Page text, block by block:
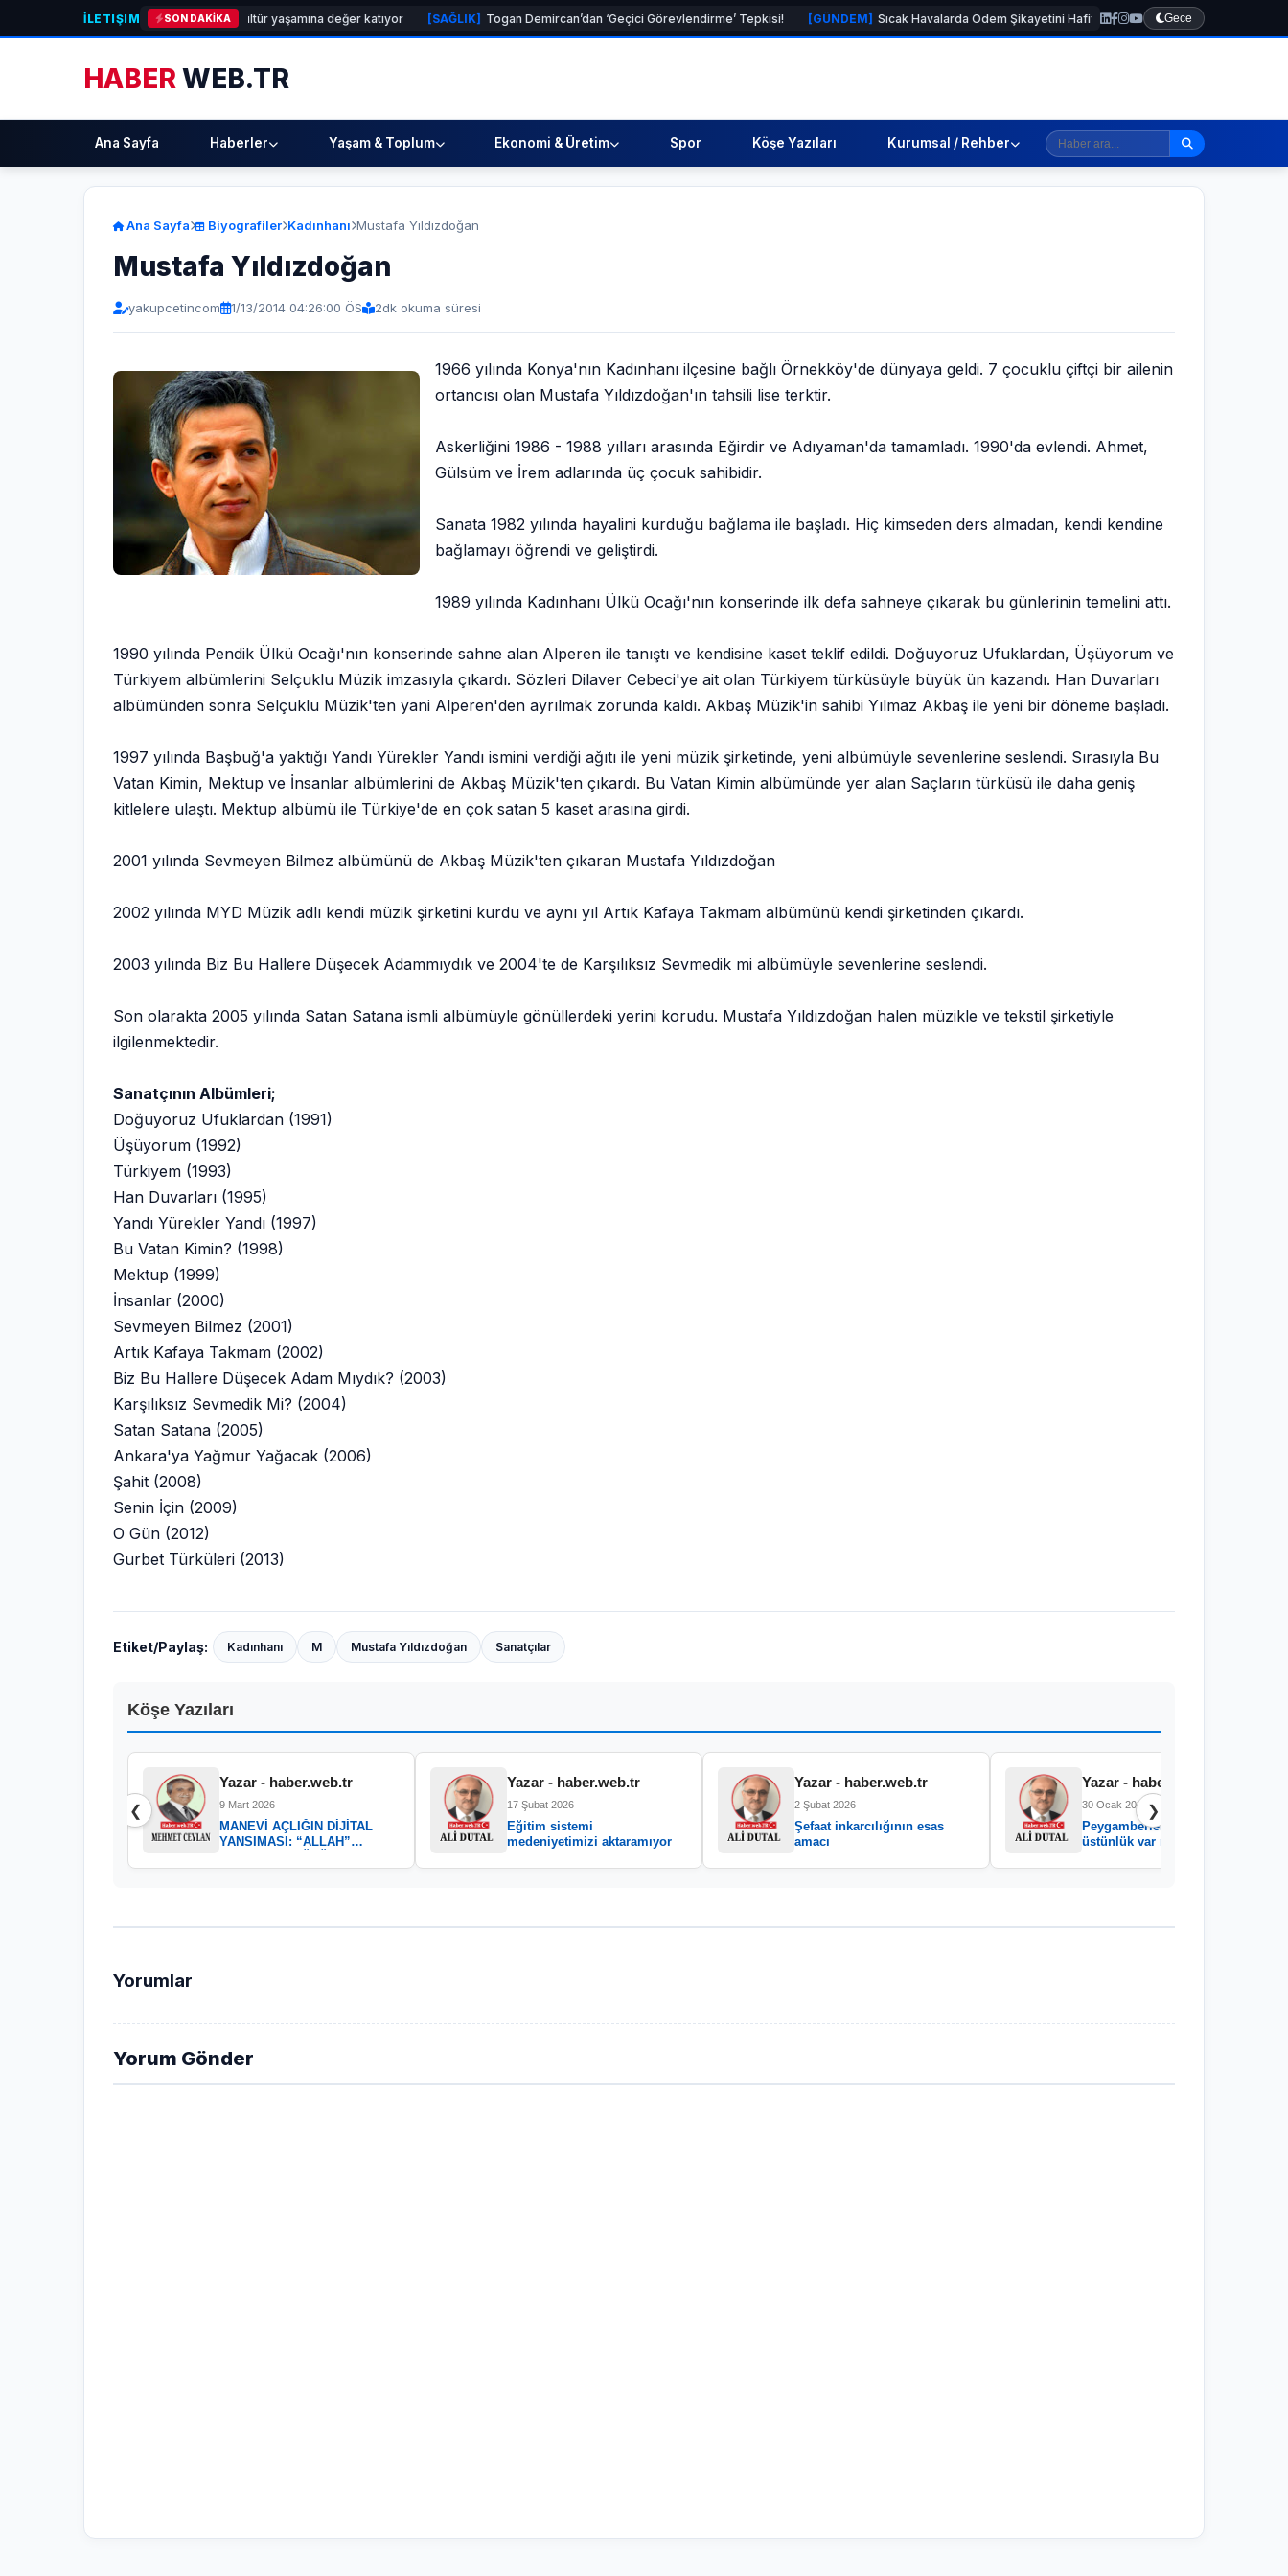
İLETIŞIM SON DAKİKA
Galeri Alt, Karşıyaka’nın kültür yaşamına değer katıyor [SAĞLIK] Togan Demircan’dan ‘Geçici Görevlendirme’ Tepkisi! [GÜNDEM] Sıcak Havalarda Ödem Şikayetini Hafife Almayın! [GÜNDEM] Kemer’de
Gece
HABERWEB.TR
Ana Sayfa Haberler Yaşam & Toplum Ekonomi & Üretim Spor Köşe Yazıları Kurumsal / Rehber
Ana Sayfa Biyografiler Kadınhanı Mustafa Yıldızdoğan
Mustafa Yıldızdoğan
yakupcetincom 1/13/2014 04:26:00 ÖS 2dk okuma süresi
1966 yılında Konya'nın Kadınhanı ilçesine bağlı Örnekköy'de dünyaya geldi. 7 çocuklu çiftçi bir ailenin
ortancısı olan Mustafa Yıldızdoğan'ın tahsili lise terktir.
Askerliğini 1986 - 1988 yılları arasında Eğirdir ve Adıyaman'da tamamladı. 1990'da evlendi. Ahmet,
Gülsüm ve İrem adlarında üç çocuk sahibidir.
Sanata 1982 yılında hayalini kurduğu bağlama ile başladı. Hiç kimseden ders almadan, kendi kendine
bağlamayı öğrendi ve geliştirdi.
1989 yılında Kadınhanı Ülkü Ocağı'nın konserinde ilk defa sahneye çıkarak bu günlerinin temelini attı.
1990 yılında Pendik Ülkü Ocağı'nın konserinde sahne alan Alperen ile tanıştı ve kendisine kaset teklif edildi. Doğuyoruz Ufuklardan, Üşüyorum ve
Türkiyem albümlerini Selçuklu Müzik imzasıyla çıkardı. Sözleri Dilaver Cebeci'ye ait olan Türkiyem türküsüyle büyük ün kazandı. Han Duvarları
albümünden sonra Selçuklu Müzik'ten yani Alperen'den ayrılmak zorunda kaldı. Akbaş Müzik'in sahibi Yılmaz Akbaş ile yeni bir döneme başladı.
1997 yılında Başbuğ'a yaktığı Yandı Yürekler Yandı ismini verdiği ağıtı ile yeni müzik şirketinde, yeni albümüyle sevenlerine seslendi. Sırasıyla Bu
Vatan Kimin, Mektup ve İnsanlar albümlerini de Akbaş Müzik'ten çıkardı. Bu Vatan Kimin albümünde yer alan Saçların türküsü ile daha geniş
kitlelere ulaştı. Mektup albümü ile Türkiye'de en çok satan 5 kaset arasına girdi.
2001 yılında Sevmeyen Bilmez albümünü de Akbaş Müzik'ten çıkaran Mustafa Yıldızdoğan
2002 yılında MYD Müzik adlı kendi müzik şirketini kurdu ve aynı yıl Artık Kafaya Takmam albümünü kendi şirketinden çıkardı.
2003 yılında Biz Bu Hallere Düşecek Adammıydık ve 2004'te de Karşılıksız Sevmedik mi albümüyle sevenlerine seslendi.
Son olarakta 2005 yılında Satan Satana ismli albümüyle gönüllerdeki yerini korudu. Mustafa Yıldızdoğan halen müzikle ve tekstil şirketiyle
ilgilenmektedir.
Sanatçının Albümleri;
Doğuyoruz Ufuklardan (1991)
Üşüyorum (1992)
Türkiyem (1993)
Han Duvarları (1995)
Yandı Yürekler Yandı (1997)
Bu Vatan Kimin? (1998)
Mektup (1999)
İnsanlar (2000)
Sevmeyen Bilmez (2001)
Artık Kafaya Takmam (2002)
Biz Bu Hallere Düşecek Adam Mıydık? (2003)
Karşılıksız Sevmedik Mi? (2004)
Satan Satana (2005)
Ankara'ya Yağmur Yağacak (2006)
Şahit (2008)
Senin İçin (2009)
O Gün (2012)
Gurbet Türküleri (2013)
Etiket/Paylaş: Kadınhanı M Mustafa Yıldızdoğan Sanatçılar
Köşe Yazıları
❮
Yazar - haber.web.tr
9 Mart 2026
MANEVİ AÇLIĞIN DİJİTAL
YANSIMASI: “ALLAH”
Yazar - haber.web.tr
17 Şubat 2026
Eğitim sistemi
medeniyetimizi aktaramıyor
Yazar - haber.web.tr
2 Şubat 2026
Şefaat inkarcılığının esas
amacı
Yazar - haber.web.tr
30 Ocak 2026
Peygamberler arasında
üstünlük var mıdır?
❯
Yorumlar
Yorum Gönder